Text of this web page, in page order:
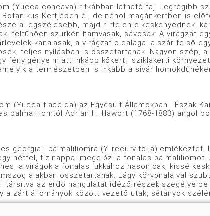
concava) ritkábban látható faj. Legrégibb
Botanikus Kertjében él, de néhol magánkertben is
a legszélesebb, majd hirtelen elkeskenyednek,
feltűnően szürkén hamvasak, sávosak. A virágzat
kanalasak, a virágzat oldalágai a szár felső
teljes nyílásban is összetartanak. Nagyon szép,
fényigénye miatt inkább kőkerti, sziklakerti
a természetben is inkább a sivár
flaccida) az Egyesült Államokban , Észak-
pálmaliliomtól Adrian H. Hawort (1768-1883) angol
pálmaliliomra (Y. recurvifolia) emlékeztet.
héttel, tíz nappal megelőzi a fonalas
a virágok a fonalas jukkához hasonlóak, kissé
alakban összetartanak. Lágy körvonalaival
társítva az erdő hangulatát idéző részek szegélyeibe
a zárt állományok között vezető utak, sétányok